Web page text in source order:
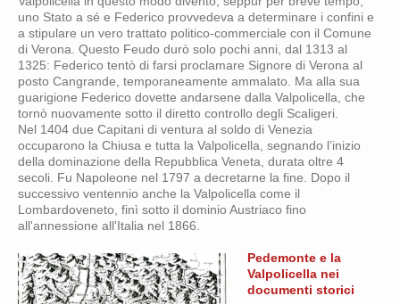
uno Stato a sé e Federico provvedeva a determinare i confini e
a stipulare un vero trattato politico-commerciale con il Comune
di Verona. Questo Feudo durò solo pochi anni, dal 1313 al
1325: Federico tentò di farsi proclamare Signore di Verona al
posto Cangrande, temporaneamente ammalato. Ma alla sua
guarigione Federico dovette andarsene dalla Valpolicella, che
tornò nuovamente sotto il diretto controllo degli Scaligeri.
Nel 1404 due Capitani di ventura al soldo di Venezia
occuparono la Chiusa e tutta la Valpolicella, segnando l’inizio
della dominazione della Repubblica Veneta, durata oltre 4
secoli. Fu Napoleone nel 1797 a decretarne la fine. Dopo il
successivo ventennio anche la Valpolicella come il
Lombardoveneto, finì sotto il dominio Austriaco fino
all'annessione all'Italia nel 1866.
Pedemonte e la
Valpolicella nei
documenti storici